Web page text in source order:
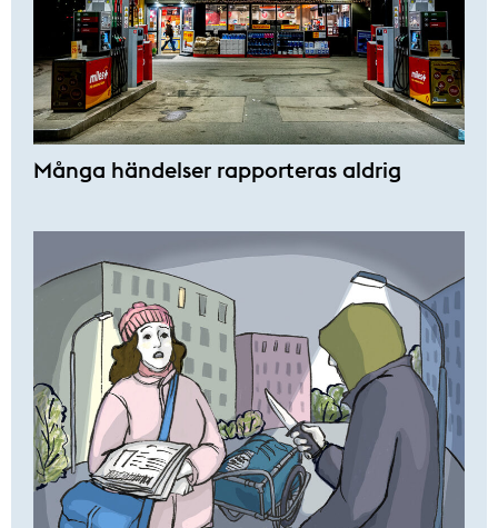
Många händelser rapporteras aldrig